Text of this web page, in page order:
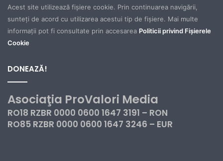
Acest site utilizează fișiere cookie. Prin continuarea navigării,
sunteți de acord cu utilizarea acestui tip de fișiere. Mai multe
informații pot fi consultate prin accesarea Politicii privind Fișierele
Cookie
DONEAZĂ!
Asociaţia ProValori Media
RO18 RZBR 0000 0600 1647 3191 – RON
RO85 RZBR 0000 0600 1647 3246 – EUR